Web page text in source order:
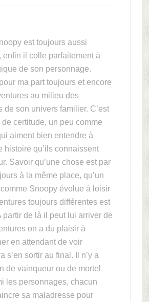
est toujours aussi
enfin il colle parfaitement à
de son personnage.
ma part toujours et encore
au milieu des
de son univers familier. C’est
de certitude, un peu comme
aiment bien entendre à
histoire qu’ils connaissent
Savoir qu’une chose est par
à la même place, qu’un
Snoopy évolue à loisir
toujours différentes est
partir de là il peut lui arriver de
on a du plaisir à
en attendant de voir
s’en sortir au final. Il n’y a
de vainqueur ou de mortel
les personnages, chacun
sa maladresse pour